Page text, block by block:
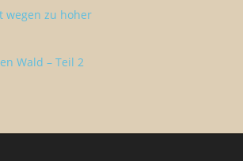
wegen zu hoher
Wald – Teil 2